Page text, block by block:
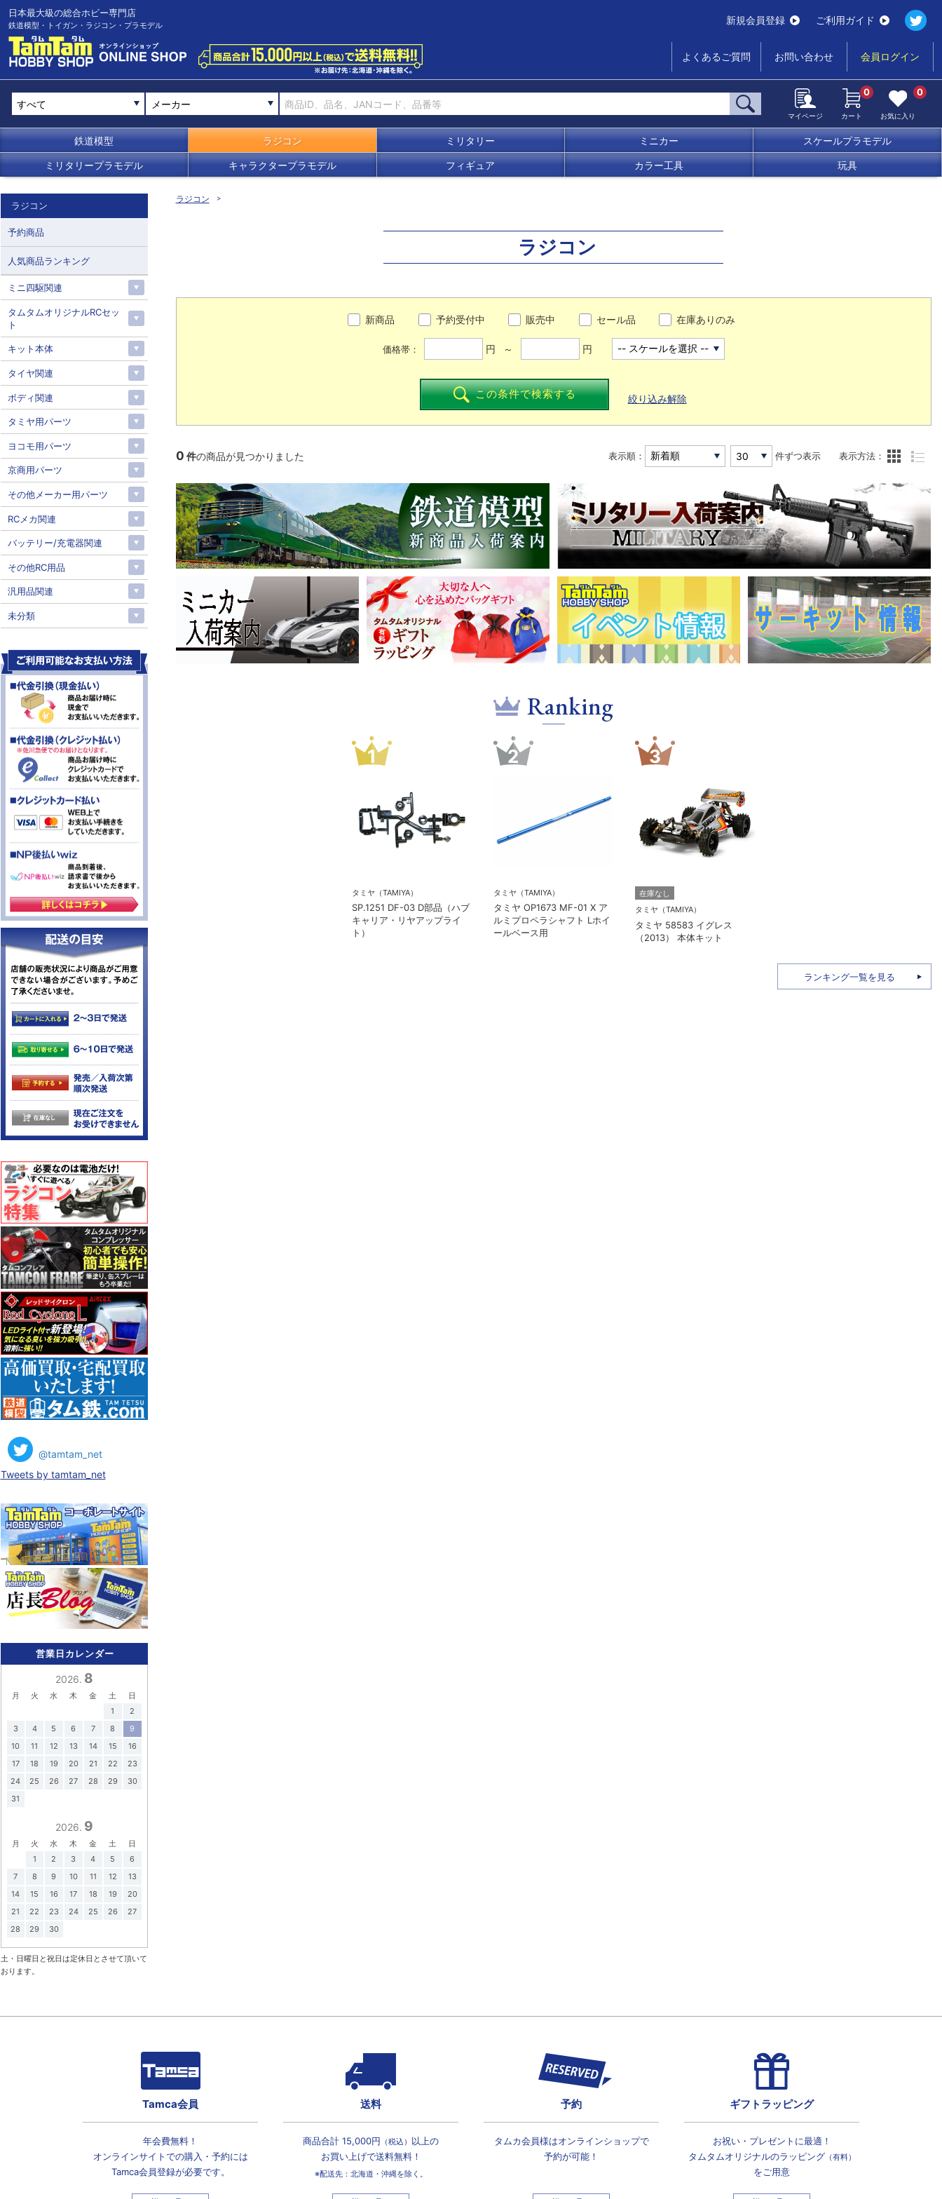
日本最大級の総合ホビー専門店
鉄道模型・トイガン・ラジコン・プラモデル 新規会員登録 ご利用ガイド
よくあるご質問 お問い合わせ 会員ログイン
メーカー
マイページ カート
0
お気に入り
0
鉄道模型 ラジコン ミリタリー ミニカー スケールプラモデル
ミリタリープラモデル キャラクタープラモデル フィギュア カラー工具 玩具
ラジコン
ラジコン
新商品 予約受付中 販売中 セール品 在庫ありのみ
価格帯： 円 ～ 円
この条件で検索する 絞り込み解除
0 件の商品が見つかりました 表示順： 件ずつ表示 表示方法：
Ranking
1
タミヤ（TAMIYA）
SP.1251 DF-03 D部品（ハブ
キャリア・リヤアップライ
ト）
2
タミヤ（TAMIYA）
タミヤ OP1673 MF-01 X ア
ルミプロペラシャフト Lホイ
ールベース用
3
在庫なし
タミヤ（TAMIYA）
タミヤ 58583 イグレス
（2013） 本体キット
ランキング一覧を見る
ラジコン
予約商品
人気商品ランキング
ミニ四駆関連
タムタムオリジナルRCセッ
ト
キット本体
タイヤ関連
ボディ関連
タミヤ用パーツ
ヨコモ用パーツ
京商用パーツ
その他メーカー用パーツ
RCメカ関連
バッテリー/充電器関連
その他RC用品
汎用品関連
未分類
@tamtam_net
Tweets by tamtam_net
営業日カレンダー
2026. 8
月 火 水 木 金 土
日
1
2
3
4 5 6 7 8
9
10
11 12 13 14 15
16
17
18 19 20 21 22
23
24
25 26 27 28 29
30
31
2026. 9
月 火 水 木 金 土
日
1
2 3 4 5
6
7
8 9 10 11 12
13
14
15 16 17 18 19
20
21
22 23 24 25 26
27
28
29 30
土・日曜日と祝日は定休日とさせて頂いて
おります。
Tamca会員
年会費無料！
オンラインサイトでの購入・予約には
Tamca会員登録が必要です。
送料
商品合計 15,000円 （税込） 以上の
お買い上げで送料無料！
※配送先：北海道・沖縄を除く。
予約
タムカ会員様はオンラインショップで
予約が可能！
ギフトラッピング
お祝い・プレゼントに最適！
タムタムオリジナルのラッピング （有料）
をご用意